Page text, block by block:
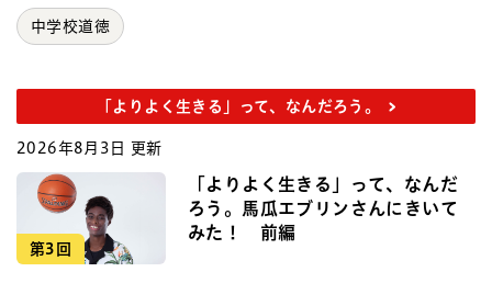
中学校道徳
「よりよく生きる」って、なんだろう。
2026年8月3日 更新
第3回
「よりよく生きる」って、なんだ
ろう。馬瓜エブリンさんにきいて
みた！ 前編